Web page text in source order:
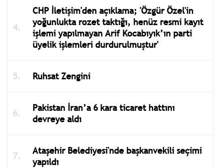
CHP İletişim'den açıklama; 'Özgür Özel'in
yoğunlukta rozet taktığı, henüz resmi kayıt
işlemi yapılmayan Arif Kocabıyık’ın parti
üyelik işlemleri durdurulmuştur'
Ruhsat Zengini
Pakistan İran’a 6 kara ticaret hattını
devreye aldı
Ataşehir Belediyesi'nde başkanvekili seçimi
yapıldı